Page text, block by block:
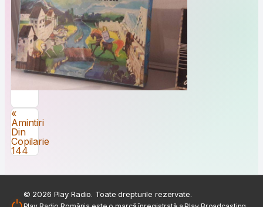
Navigare în articole
«
Amintiri
Din
Copilarie
144
© 2026 Play Radio. Toate drepturile rezervate.